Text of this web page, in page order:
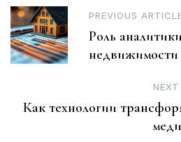
Post
navigation
PREVIOUS
Роль
недвижимости
Как технологии